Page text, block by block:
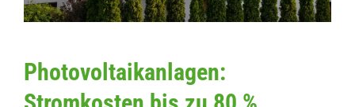
Photovoltaikanlagen: